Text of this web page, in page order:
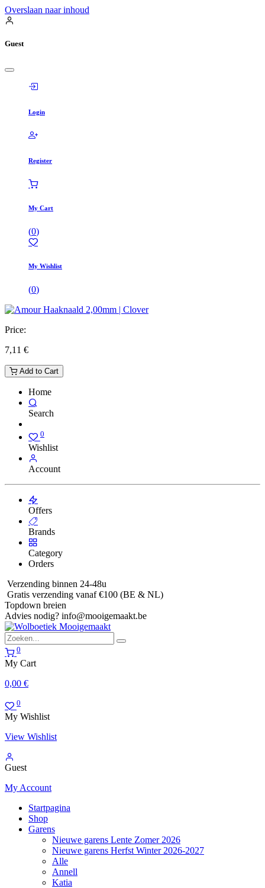
Overslaan naar inhoud
Guest
Login
Register
My Cart
(0)
My Wishlist
(0)
Price:
7,11 €
Add to Cart
Home
Search
0
Wishlist
Account
Offers
Brands
Category
Orders
Verzending binnen 24-48u
Gratis verzending vanaf €100 (BE & NL)
Topdown breien
Advies nodig? info@mooigemaakt.be
0
My Cart
0,00 €
0
My Wishlist
View Wishlist
Guest
My Account
Startpagina
Shop
Garens
Nieuwe garens Lente Zomer 2026
Nieuwe garens Herfst Winter 2026-2027
Alle
Annell
Katia